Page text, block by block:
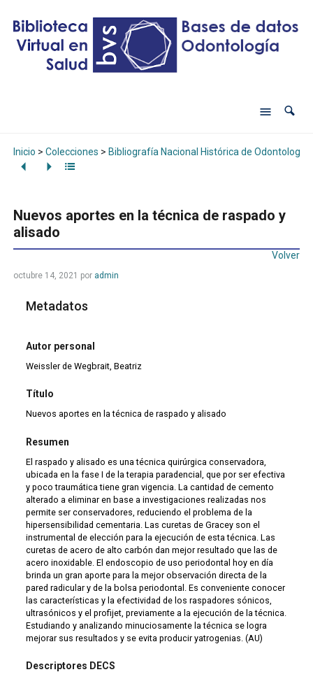
Inicio > Colecciones > Bibliografía Nacional Histórica de Odontología
Nuevos aportes en la técnica de raspado y
alisado
Volver
octubre 14, 2021 por admin
Metadatos
Autor personal
Weissler de Wegbrait, Beatriz
Título
Nuevos aportes en la técnica de raspado y alisado
Resumen
El raspado y alisado es una técnica quirúrgica conservadora,
ubicada en la fase I de la terapia paradencial, que por ser efectiva
y poco traumática tiene gran vigencia. La cantidad de cemento
alterado a eliminar en base a investigaciones realizadas nos
permite ser conservadores, reduciendo el problema de la
hipersensibilidad cementaria. Las curetas de Gracey son el
instrumental de elección para la ejecución de esta técnica. Las
curetas de acero de alto carbón dan mejor resultado que las de
acero inoxidable. El endoscopio de uso periodontal hoy en día
brinda un gran aporte para la mejor observación directa de la
pared radicular y de la bolsa periodontal. Es conveniente conocer
las características y la efectividad de los raspadores sónicos,
ultrasónicos y el profijet, previamente a la ejecución de la técnica.
Estudiando y analizando minuciosamente la técnica se logra
mejorar sus resultados y se evita producir yatrogenias. (AU)
Descriptores DECS